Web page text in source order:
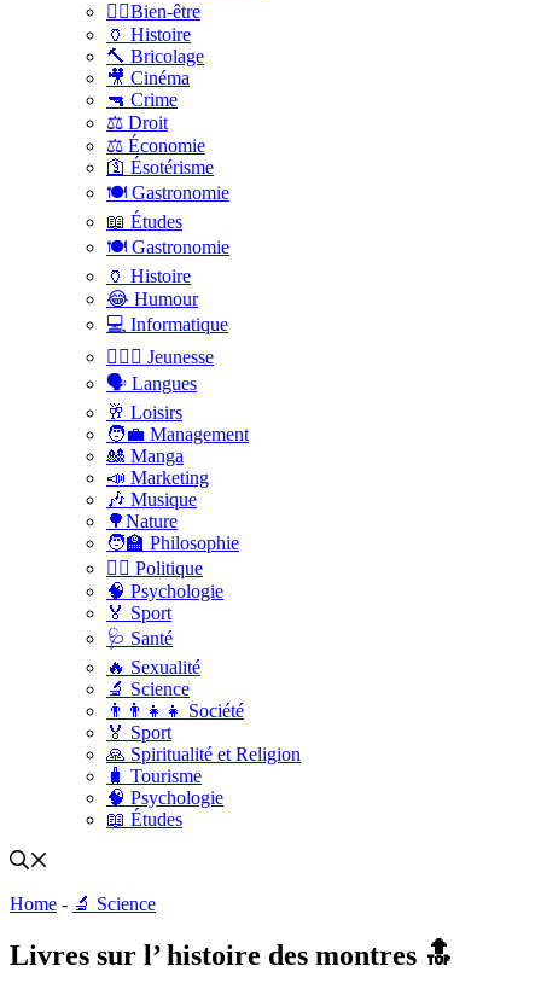
🧑‍⚕️Bien-être
🏺 Histoire
🔨 Bricolage
🎥 Cinéma
🔫 Crime
⚖️ Droit
⚖️ Économie
🛐 Ésotérisme
🍽️ Gastronomie
📖 Études
🍽️ Gastronomie
🏺 Histoire
😂 Humour
💻 Informatique
🤸🏽‍♀️ Jeunesse
🗣 Langues
🥂 Loisirs
🧑‍💼 Management
🎎 Manga
📣 Marketing
🎶 Musique
🌳Nature
🧑‍🏫 Philosophie
👨‍⚖️ Politique
🧠 Psychologie
🏅 Sport
🩺 Santé
🔥 Sexualité
🔬 Science
👨‍👨‍👧‍👧 Société
🏅 Sport
🙏 Spiritualité et Religion
🧳 Tourisme
🧠 Psychologie
📖 Études
Home - 🔬 Science
Livres sur l’ histoire des montres 🔝